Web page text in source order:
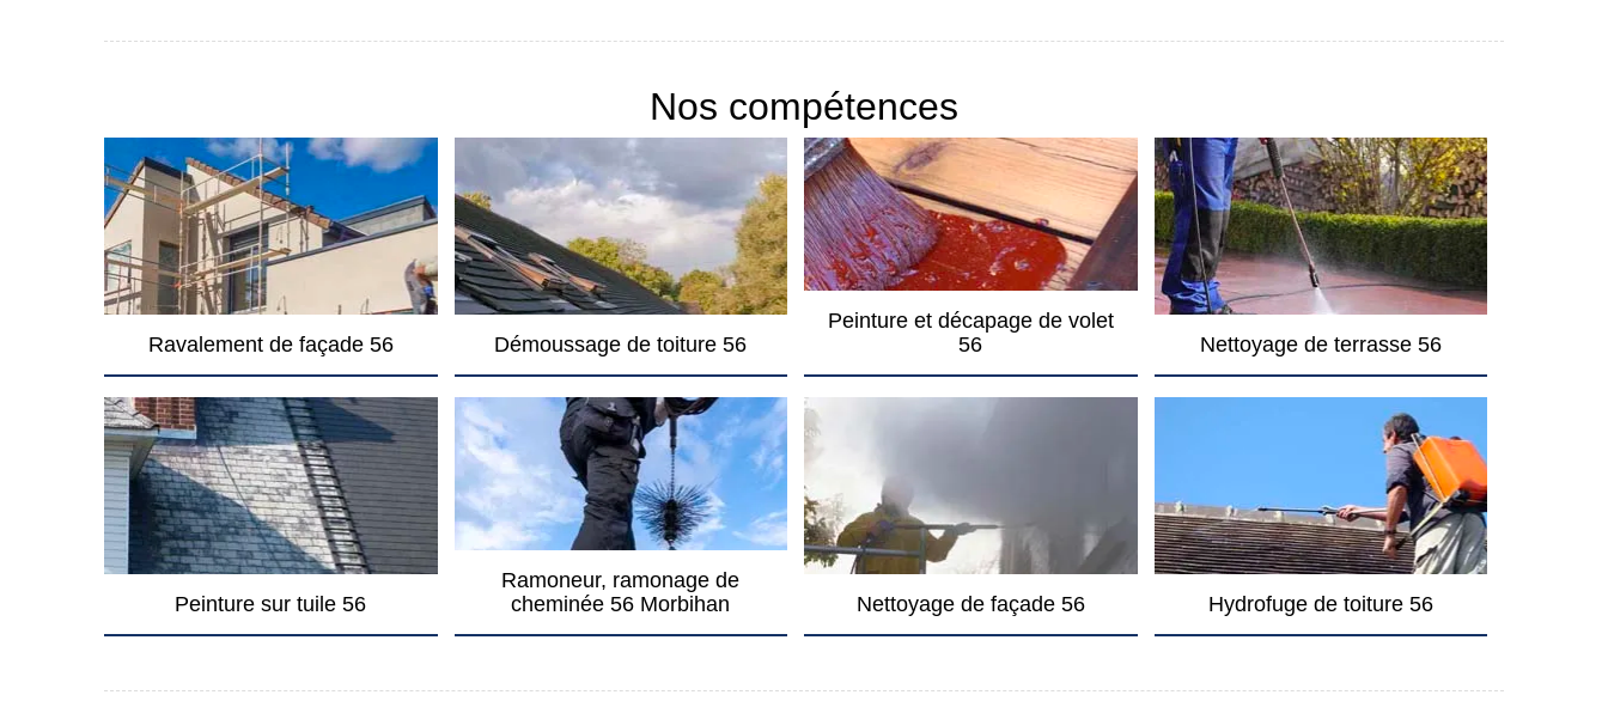
Nos compétences
Ravalement de façade 56 Démoussage de toiture 56
Peinture et décapage de volet
56
Nettoyage de terrasse 56
Peinture sur tuile 56
Ramoneur, ramonage de
cheminée 56 Morbihan
Nettoyage de façade 56 Hydrofuge de toiture 56